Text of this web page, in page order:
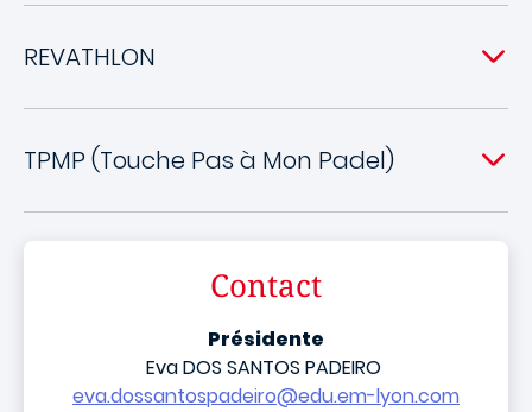
REVATHLON
TPMP (Touche Pas à Mon Padel)
Contact
Présidente
Eva DOS SANTOS PADEIRO
eva.dossantospadeiro@edu.em-lyon.com